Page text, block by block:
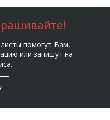
помогут Вам,
или запишут на